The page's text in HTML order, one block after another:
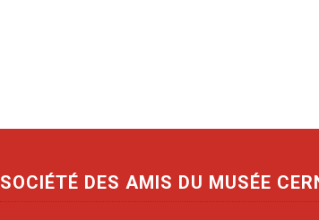
SOCIÉTÉ DES AMIS DU MUSÉE